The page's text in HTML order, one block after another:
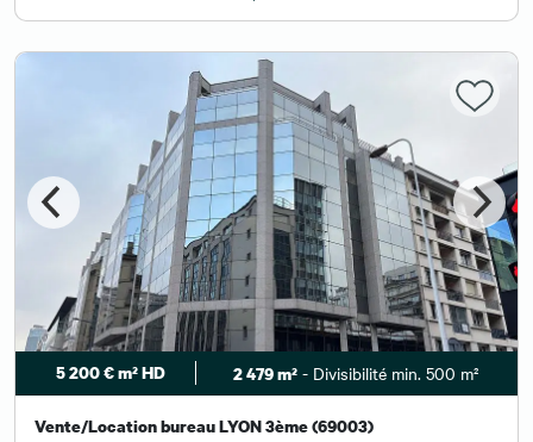
5 200 € m² HD 2 479 m²- Divisibilité min. 500 m²
Vente/Location bureau LYON 3ème (69003)